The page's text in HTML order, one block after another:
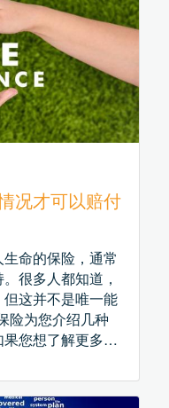
况才可以赔付
命的保险，通常
很多人都知道，
这并不是唯一能
险为您介绍几种
您想了解更多的